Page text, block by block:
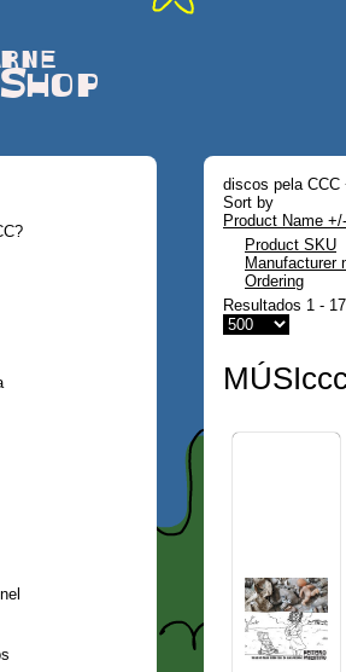
Shop
discos pela
Sort by
Product Name +/-
Product SKU
Manufacturer
Ordering
Resultados 1 -